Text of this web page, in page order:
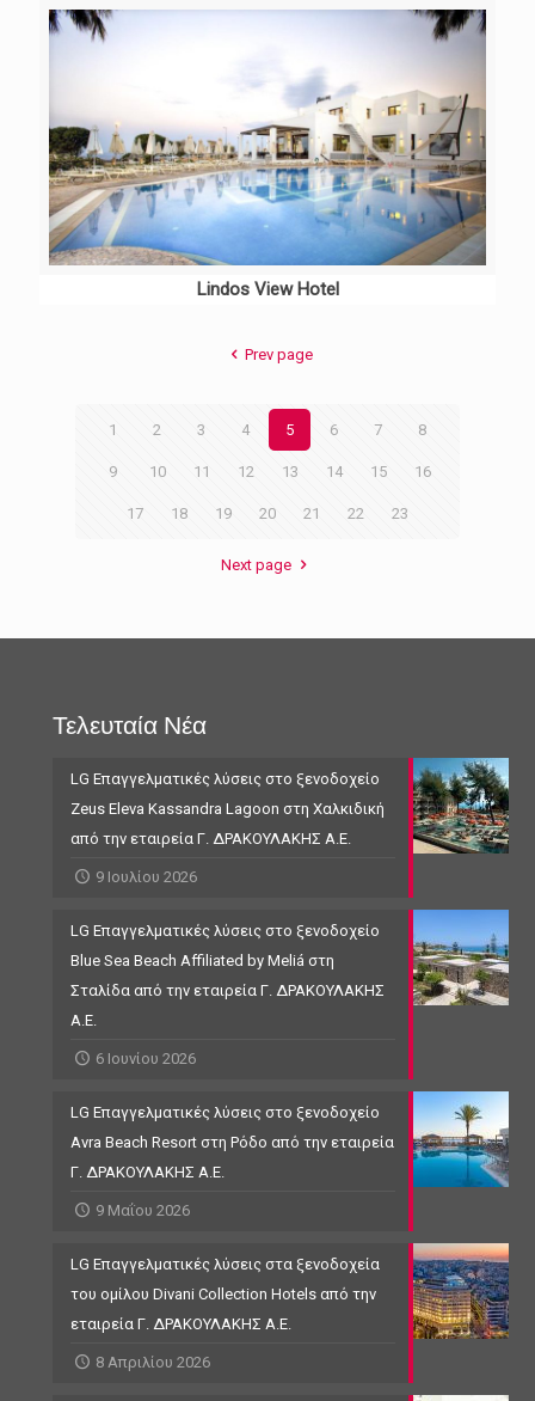
Lindos View Hotel
Prev page
1 2 3 4 5 6 7 8
9 10 11 12 13 14 15 16
17 18 19 20 21 22 23
Next page
Τελευταία Νέα
LG Επαγγελματικές λύσεις στο ξενοδοχείο
Zeus Eleva Kassandra Lagoon στη Χαλκιδική
από την εταιρεία Γ. ΔΡΑΚΟΥΛΑΚΗΣ Α.Ε.
9 Ιουλίου 2026
LG Επαγγελματικές λύσεις στο ξενοδοχείο
Blue Sea Beach Affiliated by Meliá στη
Σταλίδα από την εταιρεία Γ. ΔΡΑΚΟΥΛΑΚΗΣ
Α.Ε.
6 Ιουνίου 2026
LG Επαγγελματικές λύσεις στο ξενοδοχείο
Avra Beach Resort στη Ρόδο από την εταιρεία
Γ. ΔΡΑΚΟΥΛΑΚΗΣ Α.Ε.
9 Μαΐου 2026
LG Επαγγελματικές λύσεις στα ξενοδοχεία
του ομίλου Divani Collection Hotels από την
εταιρεία Γ. ΔΡΑΚΟΥΛΑΚΗΣ Α.Ε.
8 Απριλίου 2026